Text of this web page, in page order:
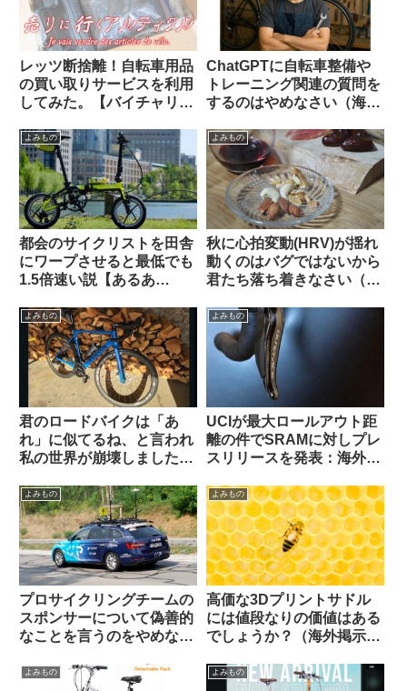
レッツ断捨離！自転車用品
の買い取りサービスを利用
してみた。【バイチャリ】
ChatGPTに自転車整備や
トレーニング関連の質問を
するのはやめなさい（海外
察）
よみもの
都会のサイクリストを田舎
にワープさせると最低でも
1.5倍速い説【あるあ
よみもの
秋に心拍変動(HRV)が揺れ
動くのはバグではないから
君たち落ち着きなさい（海
察）
よみもの
君のロードバイクは「あ
れ」に似てるね、と言われ
私の世界が崩壊しました
よみもの
UCIが最大ロールアウト距
離の件でSRAMに対しプレ
スリリースを発表：海外サ
よみもの
プロサイクリングチームの
スポンサーについて偽善的
なことを言うのをやめなさ
オン観察）
よみもの
高価な3Dプリントサドル
には値段なりの価値はある
でしょうか？（海外掲示板
よみもの よみもの